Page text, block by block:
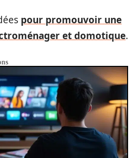
pour promouvoir une
et domotique.